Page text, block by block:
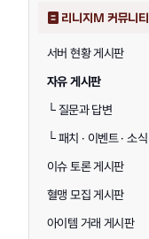
리니지M 커뮤니티
서버 현황 게시판
자유 게시판
└질문과 답변
└패치 · 이벤트 · 소식
이슈 토론 게시판
혈맹 모집 게시판
아이템 거래 게시판